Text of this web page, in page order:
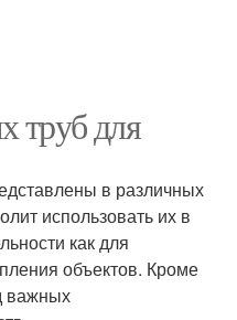
труб для
в различных
использовать их в
как для
объектов. Кроме
важных